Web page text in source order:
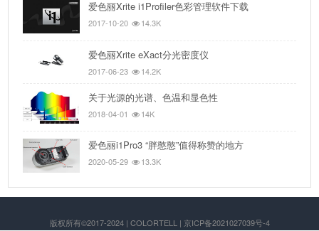
爱色丽Xrite i1Profiler色彩管理软件下载
2017-10-20 14.3K
爱色丽Xrite eXact分光密度仪
2017-06-23 14.2K
关于光源的光谱、色温和显色性
2018-04-01 14K
爱色丽i1Pro3 “胖憨憨”值得称赞的地方
2020-05-29 13.3K
版权所有©2017-2024 | COLORTELL | 京ICP备2021027039号-4